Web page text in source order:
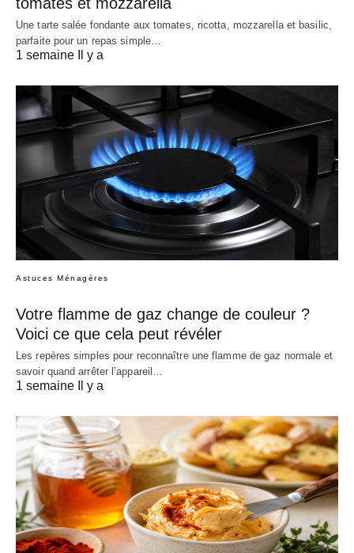
Une tarte salée fondante aux tomates, ricotta, mozzarella et basilic,
parfaite pour un repas simple…
1 semaine Il y a
Astuces Ménagères
Votre flamme de gaz change de couleur ?
Voici ce que cela peut révéler
Les repères simples pour reconnaître une flamme de gaz normale et
savoir quand arrêter l’appareil…
1 semaine Il y a